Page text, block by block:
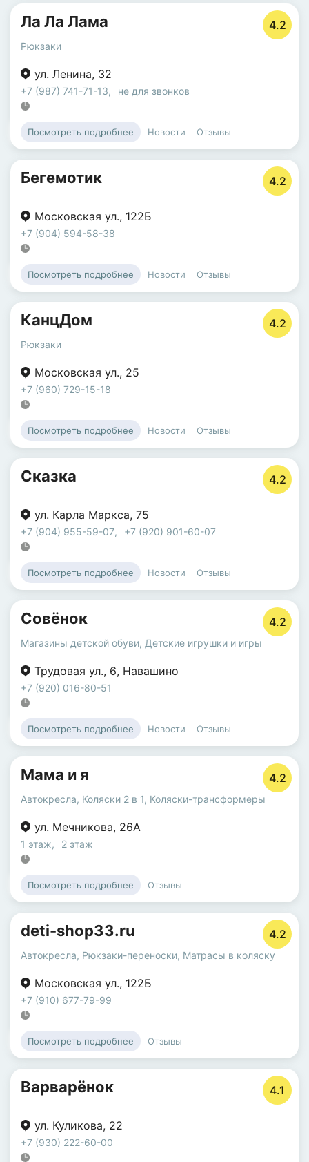
Ла Ла Лама 4.2
Рюкзаки
ул. Ленина, 32
+7 (987) 741-71-13, не для звонков
Посмотреть подробнее Новости Отзывы
Бегемотик 4.2
Московская ул., 122Б
+7 (904) 594-58-38
Посмотреть подробнее Новости Отзывы
КанцДом 4.2
Рюкзаки
Московская ул., 25
+7 (960) 729-15-18
Посмотреть подробнее Новости Отзывы
Сказка 4.2
ул. Карла Маркса, 75
+7 (904) 955-59-07, +7 (920) 901-60-07
Посмотреть подробнее Новости Отзывы
Совёнок 4.2
Магазины детской обуви, Детские игрушки и игры
Трудовая ул., 6, Навашино
+7 (920) 016-80-51
Посмотреть подробнее Новости Отзывы
Мама и я 4.2
Автокресла, Коляски 2 в 1, Коляски-трансформеры
ул. Мечникова, 26А
1 этаж, 2 этаж
Посмотреть подробнее Отзывы
deti-shop33.ru 4.2
Автокресла, Рюкзаки-переноски, Матрасы в коляску
Московская ул., 122Б
+7 (910) 677-79-99
Посмотреть подробнее Отзывы
Варварёнок 4.1
ул. Куликова, 22
+7 (930) 222-60-00